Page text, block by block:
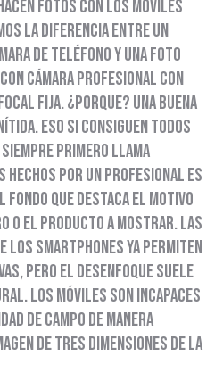
fotos con los móviles
la diferencia entre un
de teléfono y una foto
cámara profesional con
fija. ¿Porque? Una buena
Eso si consiguen todos
primero llama
por un profesional es
que destaca el motivo
o el producto a mostrar. Las
los smartphones ya permiten
pero el desenfoque suele
Los móviles son incapaces
de campo de manera
de tres dimensiones de la